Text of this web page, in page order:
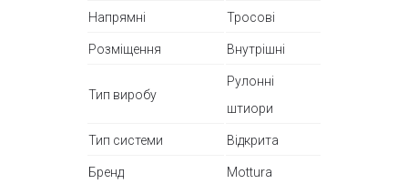
Напрямні Тросові
Розміщення Внутрішні
Тип виробу
Рулонні
штиори
Тип системи Відкрита
Бренд Mottura